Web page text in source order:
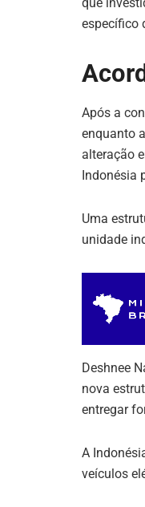
específico
Após a
enquanto
alteração
Indonésia
Uma
unidade
Deshnee
nova
entregar
A
veículos